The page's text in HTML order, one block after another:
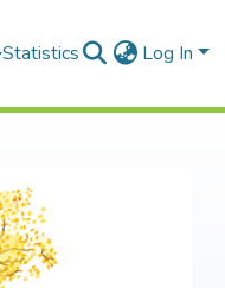
Statistics Log In